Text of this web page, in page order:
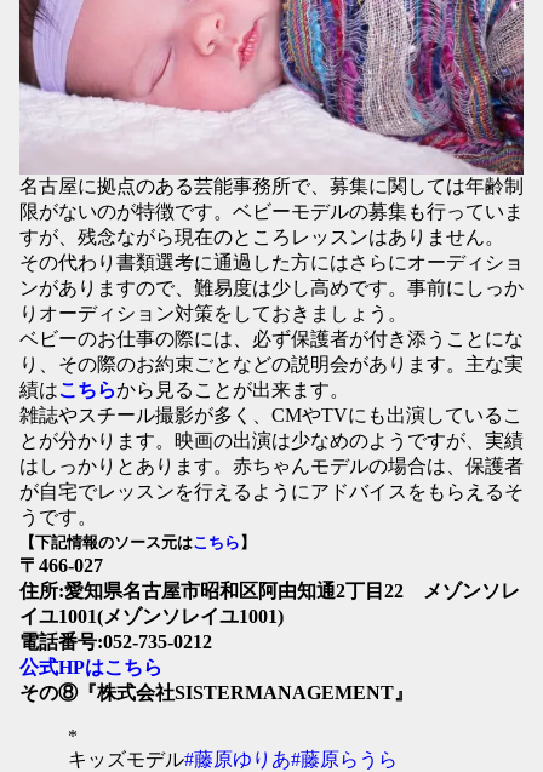
名古屋に拠点のある芸能事務所で、募集に関しては年齢制
限がないのが特徴です。ベビーモデルの募集も行っていま
すが、残念ながら現在のところレッスンはありません。
その代わり書類選考に通過した方にはさらにオーディショ
ンがありますので、難易度は少し高めです。事前にしっか
りオーディション対策をしておきましょう。
ベビーのお仕事の際には、必ず保護者が付き添うことにな
り、その際のお約束ごとなどの説明会があります。主な実
績はこちらから見ることが出来ます。
雑誌やスチール撮影が多く、CMやTVにも出演しているこ
とが分かります。映画の出演は少なめのようですが、実績
はしっかりとあります。赤ちゃんモデルの場合は、保護者
が自宅でレッスンを行えるようにアドバイスをもらえるそ
うです。
【下記情報のソース元はこちら 】
〒466-027
住所:愛知県名古屋市昭和区阿由知通2丁目22 メゾンソレ
イユ1001(メゾンソレイユ1001)
電話番号:052-735-0212
公式HPはこちら
その⑧『株式会社SISTERMANAGEMENT』
*
キッズモデル#藤原ゆりあ#藤原らうら